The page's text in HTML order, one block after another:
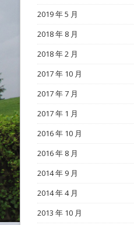
2019 年 5 月
2018 年 8 月
2018 年 2 月
2017 年 10 月
2017 年 7 月
2017 年 1 月
2016 年 10 月
2016 年 8 月
2014 年 9 月
2014 年 4 月
2013 年 10 月